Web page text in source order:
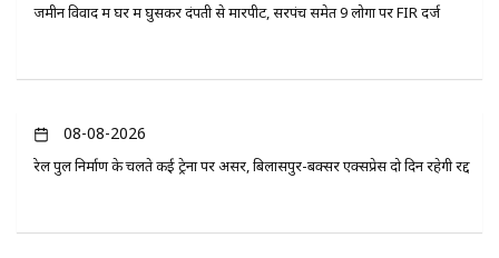
जमीन विवाद में घर में घुसकर दंपती से मारपीट, सरपंच समेत 9 लोगों पर FIR दर्ज
08-08-2026
रेल पुल निर्माण के चलते कई ट्रेनों पर असर, बिलासपुर-बक्सर एक्सप्रेस दो दिन रहेगी रद्द